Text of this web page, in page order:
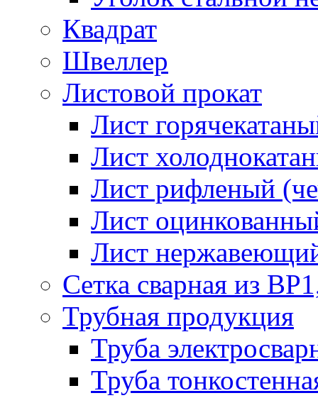
Квадрат
Швеллер
Листовой прокат
Лист
Лист
Лист рифленый
Лист
Лист
Сетка сварная из
Трубная продукция
Труба
Труба